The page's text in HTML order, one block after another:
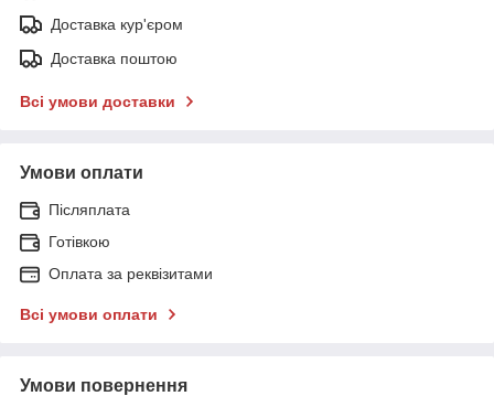
Доставка кур'єром
Доставка поштою
Всі умови доставки
Умови оплати
Післяплата
Готівкою
Оплата за реквізитами
Всі умови оплати
Умови повернення